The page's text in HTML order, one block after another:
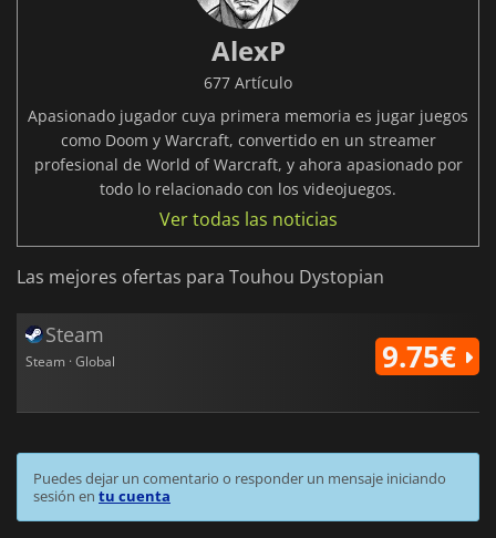
AlexP
677 Artículo
Apasionado jugador cuya primera memoria es jugar juegos
como Doom y Warcraft, convertido en un streamer
profesional de World of Warcraft, y ahora apasionado por
todo lo relacionado con los videojuegos.
Ver todas las noticias
Las mejores ofertas para Touhou Dystopian
Steam
Steam · Global 9.75€
Puedes dejar un comentario o responder un mensaje iniciando
sesión en tu cuenta